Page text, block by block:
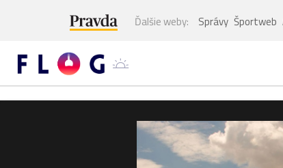
Ďalšie weby: Správy Športweb